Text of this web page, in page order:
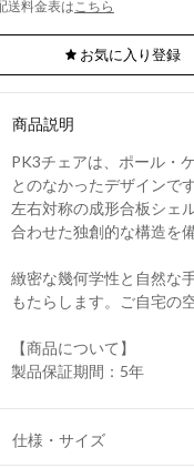
送料金表はこちら
お気に入り登録
商品説明
PK3チェアは、ポール・
とのなかったデザインです
左右対称の成形合板シェ
合わせた独創的な構造を
緻密な幾何学性と自然な
もたらします。ご自宅の
【商品について】
製品保証期間：5年
仕様・サイズ